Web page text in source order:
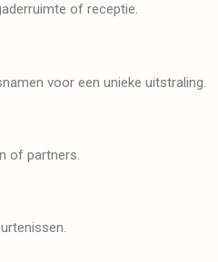
of receptie.
voor een unieke uitstraling.
of partners.